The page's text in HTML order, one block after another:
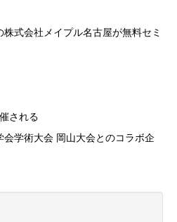
式会社メイプル名古屋が無料セミ
される
会学術大会 岡山大会とのコラボ企